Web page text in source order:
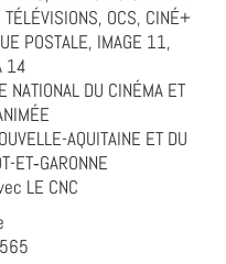
OCS, CINÉ+
POSTALE, IMAGE 11,
14
DU CINÉMA ET
AQUITAINE ET DU
ET‑GARONNE
LE CNC